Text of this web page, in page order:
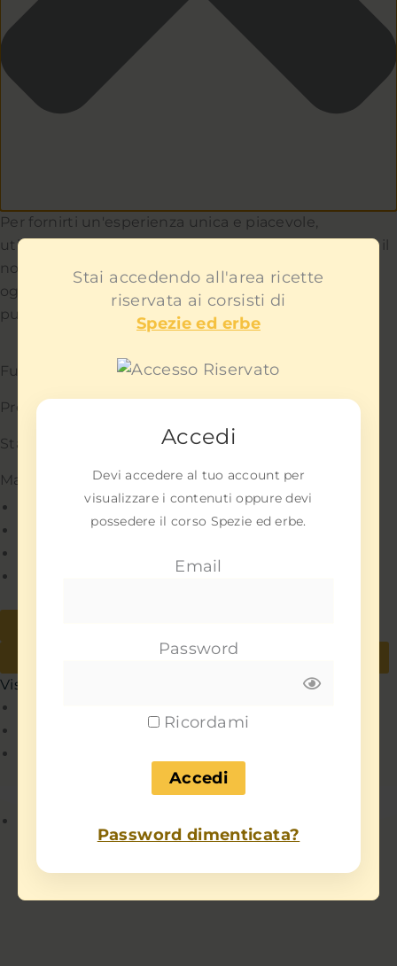
Per fornirti un'esperienza unica e piacevole,
utilizziamo i cookie per capire e aiutarci a migliorare il
nostro sito e servizio. Teniamo a cuore la privacy di
ogni utente e non ti mostreremo contenuti
pubblicitari fastidiosi.
Funzionale Sempre attivo
Preferenze
Statistiche
Marketing
Gestisci opzioni
Gestisci servizi
Per saperne di più su questi scopi
Visualizza le preferenze
Visualizza le preferenze
Stai accedendo all'area ricette
riservata ai corsisti di
Spezie ed erbe
Accedi
Devi accedere al tuo account per
visualizzare i contenuti oppure devi
possedere il corso Spezie ed erbe.
Email
Password
Ricordami
Password dimenticata?